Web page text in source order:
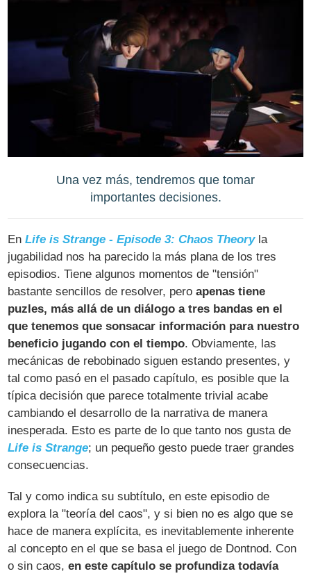
Una vez más, tendremos que tomar
importantes decisiones.
EnLife is Strange - Episode 3: Chaos Theoryla
jugabilidad nos ha parecido la más plana de los tres
episodios. Tiene algunos momentos de "tensión"
bastante sencillos de resolver, peroapenas tiene
puzles, más allá de un diálogo a tres bandas en el
que tenemos que sonsacar información para nuestro
beneficio jugando con el tiempo. Obviamente, las
mecánicas de rebobinado siguen estando presentes, y
tal como pasó en el pasado capítulo, es posible que la
típica decisión que parece totalmente trivial acabe
cambiando el desarrollo de la narrativa de manera
inesperada. Esto es parte de lo que tanto nos gusta de
Life is Strange; un pequeño gesto puede traer grandes
consecuencias.
Tal y como indica su subtítulo, en este episodio de
explora la "teoría del caos", y si bien no es algo que se
hace de manera explícita, es inevitablemente inherente
al concepto en el que se basa el juego de Dontnod. Con
o sin caos,en este capítulo se profundiza todavía